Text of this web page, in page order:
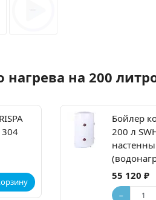
на 200
Бойлер
200 л
55 120 ₽
−